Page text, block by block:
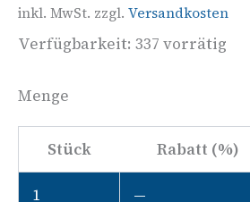
inkl. MwSt. zzgl. Versandkosten
Verfügbarkeit: 337 vorrätig
Menge
Stück Rabatt (%)
1 —